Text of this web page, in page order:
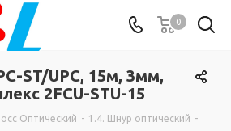
0
ST/UPC, 15м, 3мм,
2FCU-STU-15
Оптический - 1.4. Шнур оптический -